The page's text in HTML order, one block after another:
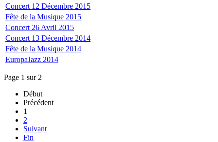
Concert 12 Décembre 2015
Fête de la Musique 2015
Concert 26 Avril 2015
Concert 13 Décembre 2014
Fête de la Musique 2014
EuropaJazz 2014
Page 1 sur 2
Début
Précédent
1
2
Suivant
Fin